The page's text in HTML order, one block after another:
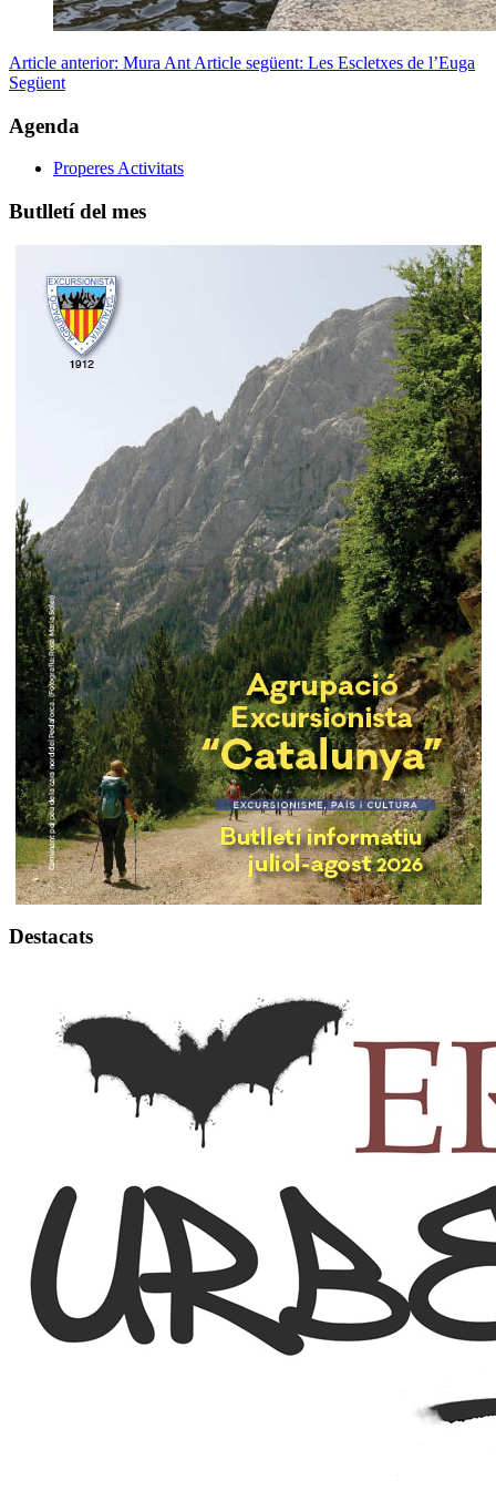
Article anterior: Mura Ant Article següent: Les Escletxes de l’Euga
Següent
Agenda
Properes Activitats
Butlletí del mes
Destacats